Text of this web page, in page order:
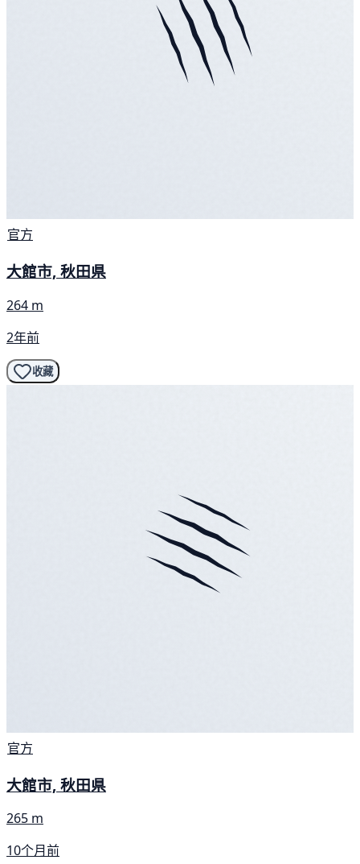
官方
大館市, 秋田県
264 m
2年前
收藏
官方
大館市, 秋田県
265 m
10个月前